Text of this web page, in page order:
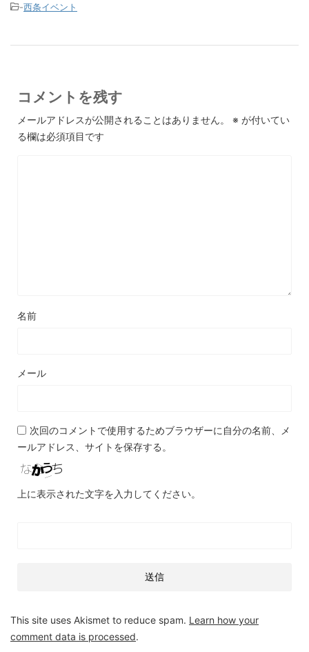
-西条イベント
コメントを残す
メールアドレスが公開されることはありません。 ※ が付いてい
る欄は必須項目です
名前
メール
次回のコメントで使用するためブラウザーに自分の名前、メ
ールアドレス、サイトを保存する。
上に表示された文字を入力してください。
This site uses Akismet to reduce spam. Learn how your
comment data is processed.